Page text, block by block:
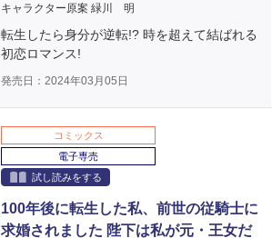
キャラクター原案 緑川 明
転生したら身分が逆転!? 時を超えて結ばれる
初恋ロマンス!
発売日：2024年03月05日
コミックス
電子専売
試し読みをする
100年後に転生した私、前世の従騎士に
求婚されました 陛下は私が元・王女だ